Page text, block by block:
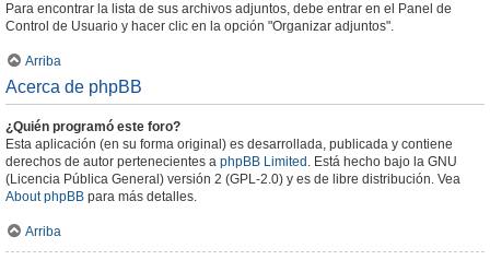
Para encontrar la lista de sus archivos adjuntos, debe entrar en el Panel de
Control de Usuario y hacer clic en la opción "Organizar adjuntos".
Arriba
Acerca de phpBB
¿Quién programó este foro?
Esta aplicación (en su forma original) es desarrollada, publicada y contiene
derechos de autor pertenecientes a phpBB Limited . Está hecho bajo la GNU
(Licencia Pública General) versión 2 (GPL-2.0) y es de libre distribución. Vea
About phpBB para más detalles.
Arriba